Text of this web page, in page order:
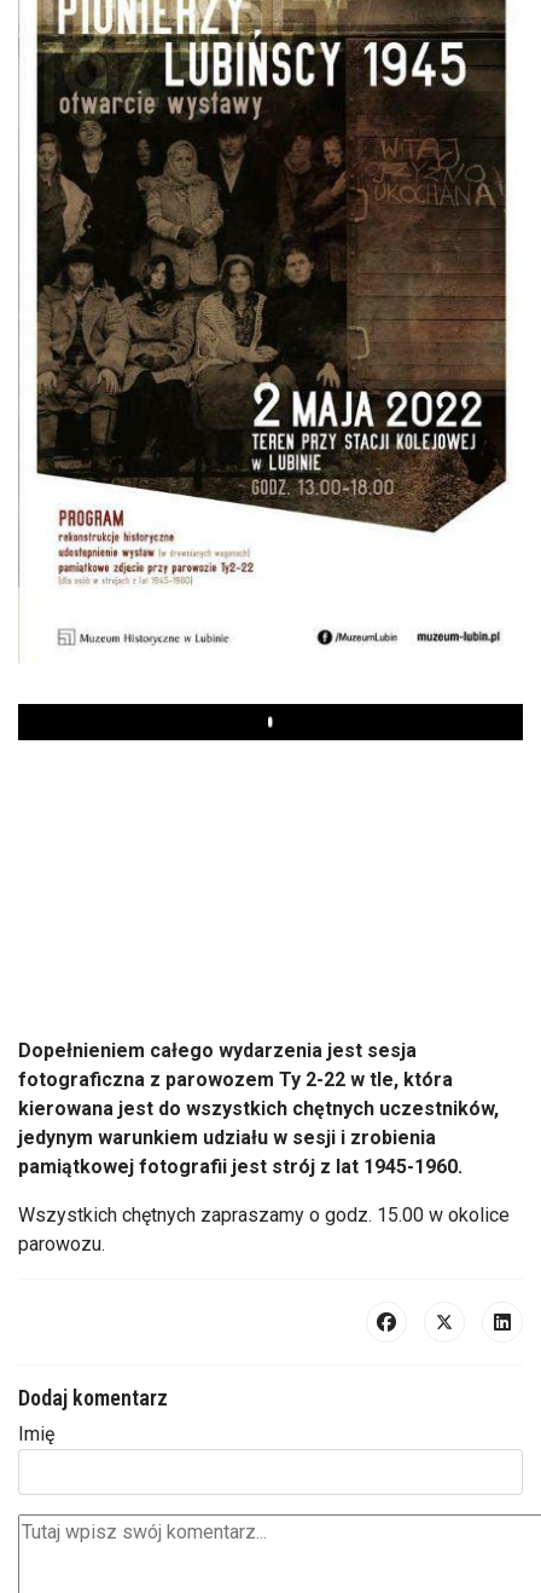
Play
Dopełnieniem całego wydarzenia jest sesja
fotograficzna z parowozem Ty 2-22 w tle, która
kierowana jest do wszystkich chętnych uczestników,
jedynym warunkiem udziału w sesji i zrobienia
pamiątkowej fotografii jest strój z lat 1945-1960.
Wszystkich chętnych zapraszamy o godz. 15.00 w okolice
parowozu.
Dodaj komentarz
Imię